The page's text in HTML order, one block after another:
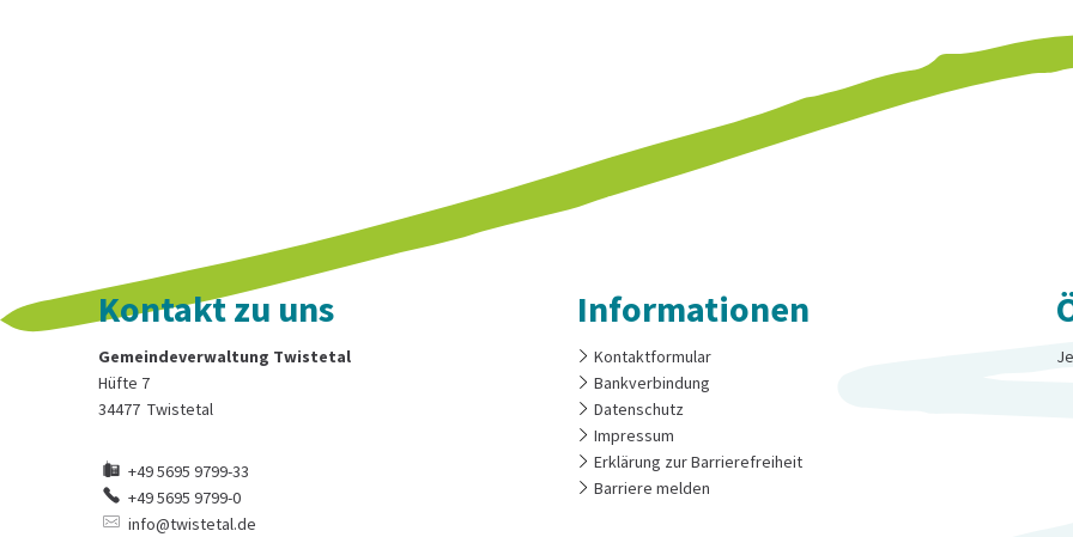
Kontakt zu uns
Gemeindeverwaltung Twistetal
Hüfte 7
34477 Twistetal
+49 5695 9799-33
+49 5695 9799-0
info@twistetal.de
Informationen
Kontaktformular
Bankverbindung
Datenschutz
Impressum
Erklärung zur Barrierefreiheit
Barriere melden